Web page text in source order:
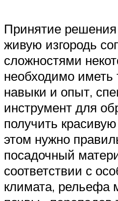
Принятие
живую изгородь
сложностями
необходимо иметь
навыки и опыт,
инструмент для
получить
этом нужно
посадочный
соответствии с
климата, рельефа